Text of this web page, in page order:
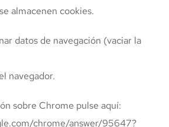
almacenen cookies.
datos de navegación (vaciar la
navegador.
sobre Chrome pulse aquí:
chrome/answer/95647?